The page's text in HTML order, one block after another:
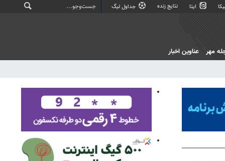
ایتا نتایج زنده جداول لیگ
مهر عناوین اخبار